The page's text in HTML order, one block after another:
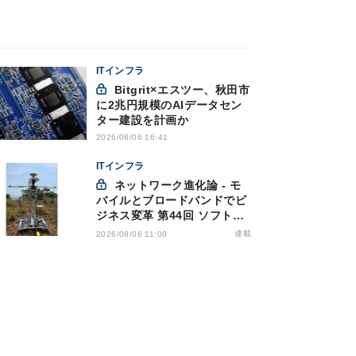
ITインフラ
に2兆円規模のAIデータセン
ター建設を計画か
2026/08/06 16:41
ITインフラ
バイルとブロードバンドでビ
ジネス変革 第44回 ソフトバ
ンクが「HAPS」のプレ商用
2026/08/06 11:00 連載